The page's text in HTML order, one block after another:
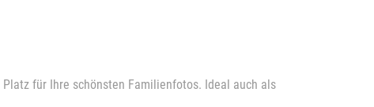
für Ihre schönsten Familienfotos. Ideal auch als